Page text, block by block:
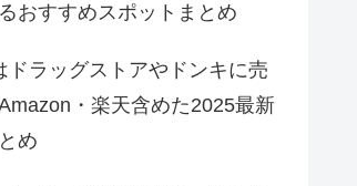
おすすめスポットまとめ
ドラッグストアやドンキに売
・楽天含めた2025最新
め